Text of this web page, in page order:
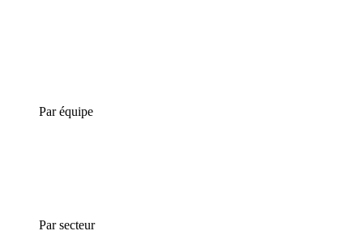
Par équipe
Par secteur